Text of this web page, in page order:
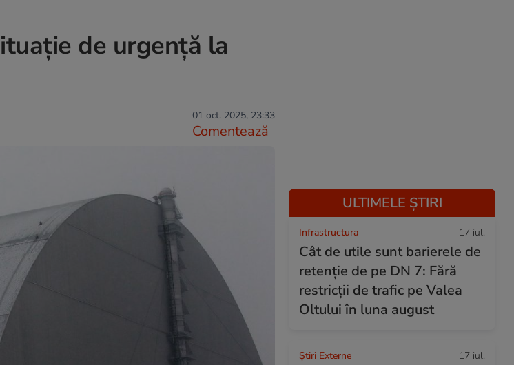
de urgență la
01 oct. 2025, 23:33
Comentează
ULTIMELE ȘTIRI
Infrastructura 17 iul.
Cât de utile sunt barierele de
retenție de pe DN 7: Fără
restricții de trafic pe Valea
Oltului în luna august
Știri Externe 17 iul.